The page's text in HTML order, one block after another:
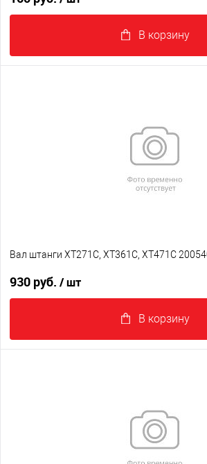
В корзину
Вал штанги XT271C, XT361C, XT471C
930 руб. / шт
В корзину